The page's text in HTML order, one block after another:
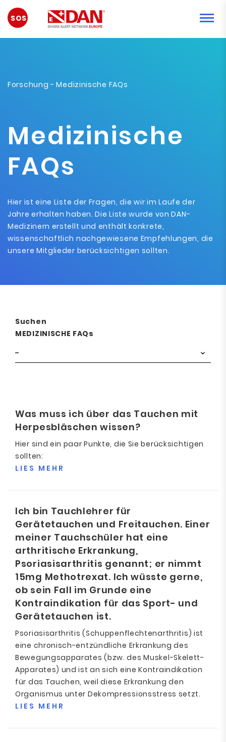
NOTFALL
Forschung - Medizinische FAQs
Medizinische
FAQs
Hier ist eine Liste der Fragen, die wir im Laufe der
Jahre erhalten haben. Die Liste wurde von DAN-
Medizinern erstellt und enthält konkrete,
wissenschaftlich nachgewiesene Empfehlungen, die
unsere Mitglieder berücksichtigen sollten.
Suchen
MEDIZINISCHE FAQs
Was muss ich über das Tauchen mit
Herpesbläschen wissen?
Hier sind ein paar Punkte, die Sie berücksichtigen
sollten:
LIES MEHR
Ich bin Tauchlehrer für
Gerätetauchen und Freitauchen. Einer
meiner Tauchschüler hat eine
arthritische Erkrankung,
Psoriasisarthritis genannt; er nimmt
15mg Methotrexat. Ich wüsste gerne,
ob sein Fall im Grunde eine
Kontraindikation für das Sport- und
Gerätetauchen ist.
Psoriasisarthritis (Schuppenflechtenarthritis) ist
eine chronisch-entzündliche Erkrankung des
Bewegungsapparates (bzw. des Muskel-Skelett-
Apparates) und ist an sich eine Kontraindikation
für das Tauchen, weil diese Erkrankung den
Organismus unter Dekompressionsstress setzt.
LIES MEHR